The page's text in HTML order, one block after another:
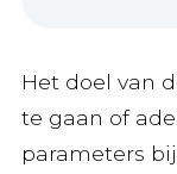
Het doel van
te gaan of
parameters